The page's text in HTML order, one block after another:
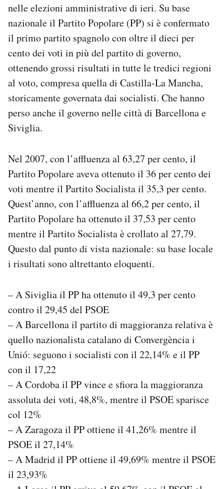
Area Personale
Newsletter
Regala il Post
Hai bisogno di aiuto?
Esci
nelle elezioni amministrative di ieri. Su base
nazionale il Partito Popolare (PP) si è confermato
il primo partito spagnolo con oltre il dieci per
cento dei voti in più del partito di governo,
ottenendo grossi risultati in tutte le tredici regioni
al voto, compresa quella di Castilla-La Mancha,
storicamente governata dai socialisti. Che hanno
perso anche il governo nelle città di Barcellona e
Siviglia.
Nel 2007, con l’affluenza al 63,27 per cento, il
Partito Popolare aveva ottenuto il 36 per cento dei
voti mentre il Partito Socialista il 35,3 per cento.
Quest’anno, con l’affluenza al 66,2 per cento, il
Partito Popolare ha ottenuto il 37,53 per cento
mentre il Partito Socialista è crollato al 27,79.
Questo dal punto di vista nazionale: su base locale
i risultati sono altrettanto eloquenti.
– A Siviglia il PP ha ottenuto il 49,3 per cento
contro il 29,45 del PSOE
– A Barcellona il partito di maggioranza relativa è
quello nazionalista catalano di Convergència i
Unió: seguono i socialisti con il 22,14% e il PP
con il 17,22
– A Cordoba il PP vince e sfiora la maggioranza
assoluta dei voti, 48,8%, mentre il PSOE sparisce
col 12%
– A Zaragoza il PP ottiene il 41,26% mentre il
PSOE il 27,14%
– A Madrid il PP ottiene il 49,69% mentre il PSOE
il 23,93%